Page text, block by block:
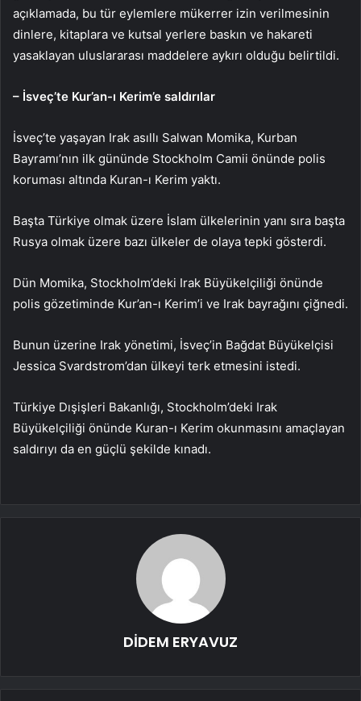
açıklamada, bu tür eylemlere mükerrer izin verilmesinin
dinlere, kitaplara ve kutsal yerlere baskın ve hakareti
yasaklayan uluslararası maddelere aykırı olduğu belirtildi.
– İsveç’te Kur’an-ı Kerim’e saldırılar
İsveç’te yaşayan Irak asıllı Salwan Momika, Kurban
Bayramı’nın ilk gününde Stockholm Camii önünde polis
koruması altında Kuran-ı Kerim yaktı.
Başta Türkiye olmak üzere İslam ülkelerinin yanı sıra başta
Rusya olmak üzere bazı ülkeler de olaya tepki gösterdi.
Dün Momika, Stockholm’deki Irak Büyükelçiliği önünde
polis gözetiminde Kur’an-ı Kerim’i ve Irak bayrağını çiğnedi.
Bunun üzerine Irak yönetimi, İsveç’in Bağdat Büyükelçisi
Jessica Svardstrom’dan ülkeyi terk etmesini istedi.
Türkiye Dışişleri Bakanlığı, Stockholm’deki Irak
Büyükelçiliği önünde Kuran-ı Kerim okunmasını amaçlayan
saldırıyı da en güçlü şekilde kınadı.
DİDEM ERYAVUZ